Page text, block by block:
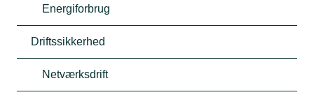
Energiforbrug
Driftssikkerhed
Netværksdrift